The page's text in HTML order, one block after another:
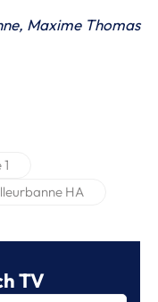
Maxime Thomas
HA
TV